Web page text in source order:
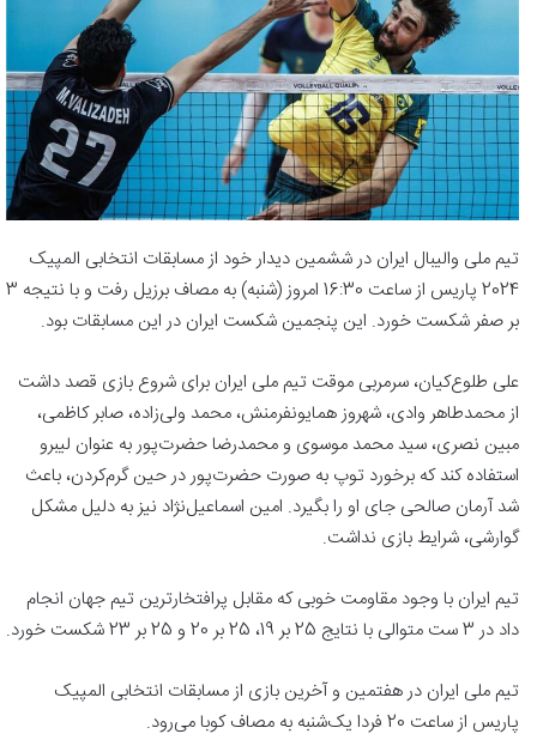
تیم ملی والیبال ایران در ششمین دیدار خود از مسابقات انتخابی المپیک
2024 پاریس از ساعت 16:30 امروز (شنبه) به مصاف برزیل رفت و با نتیجه 3
بر صفر شکست خورد. این پنجمین شکست ایران در این مسابقات بود.
علی طلوع‌کیان، سرمربی موقت تیم ملی ایران برای شروع بازی قصد داشت
از محمدطاهر وادی، شهروز همایونفرمنش، محمد ولی‌زاده، صابر کاظمی،
مبین نصری، سید محمد موسوی و محمدرضا حضرت‌پور به عنوان لیبرو
استفاده کند که برخورد توپ به صورت حضرت‌پور در حین گرم‌کردن،‌ باعث
شد آرمان صالحی جای او را بگیرد. امین اسماعیل‌نژاد نیز به دلیل مشکل
گوارشی، شرایط بازی نداشت.
تیم ایران با وجود مقاومت خوبی که مقابل پرافتخارترین تیم جهان انجام
داد در 3 ست متوالی با نتایج 25 بر 19، 25 بر 20 و 25 بر 23 شکست خورد.
تیم ملی ایران در هفتمین و آخرین بازی از مسابقات انتخابی المپیک
پاریس از ساعت 20 فردا یک‌شنبه به مصاف کوبا می‌رود.